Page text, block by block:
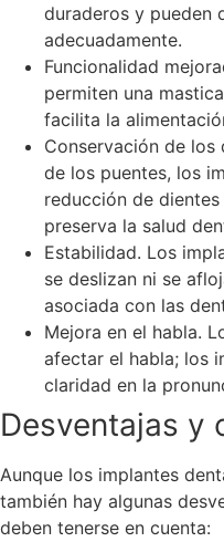
duraderos y pueden
adecuadamente.
Funcionalidad
permiten una
facilita la
Conservación de los
de los puentes, los
reducción de
preserva la salud
Estabilidad. Los
se deslizan ni se
asociada con las
Mejora en el habla.
afectar el habla; los
claridad en la
Desventajas y
Aunque los implantes
también hay algunas
deben tenerse en cuenta: